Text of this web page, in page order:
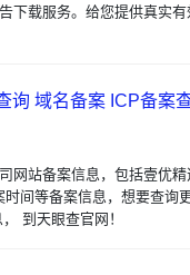
下载服务。给您提供真实有
询 域名备案 ICP备案
网站备案信息，包括壹优精
间等备案信息，想要查询
到天眼查官网！